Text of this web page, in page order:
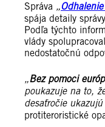
Správa „
spája detaily
Podľa týchto
vlády
nedostatočnú
„Bez pomoci
poukazuje na to,
desaťročie
protiteroristické